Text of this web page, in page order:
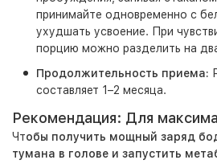
принимайте одновременно с
ухудшать усвоение. При
порцию можно разделить на
Продолжительность приема:
составляет 1–2 месяца.
Рекомендация: Для
Чтобы получить мощный заряд
тумана в голове и запустить